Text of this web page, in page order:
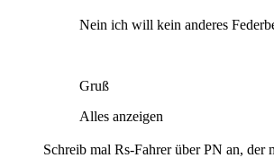
Nein ich will kein anderes
Gruß
Alles anzeigen
Schreib mal Rs-Fahrer über PN an, der